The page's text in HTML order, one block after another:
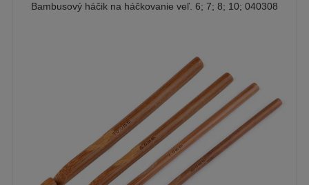
Bambusový háčik na háčkovanie veľ. 6; 7; 8; 10; 040308